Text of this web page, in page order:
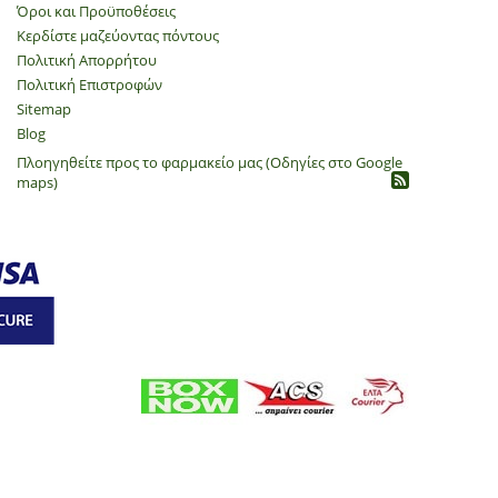
Όροι και Προϋποθέσεις
Κερδίστε μαζεύοντας πόντους
Πολιτική Απορρήτου
​Πολιτική Επιστροφών
Sitemap
Blog
Πλοηγηθείτε προς το φαρμακείο μας (Οδηγίες στο Google
maps)